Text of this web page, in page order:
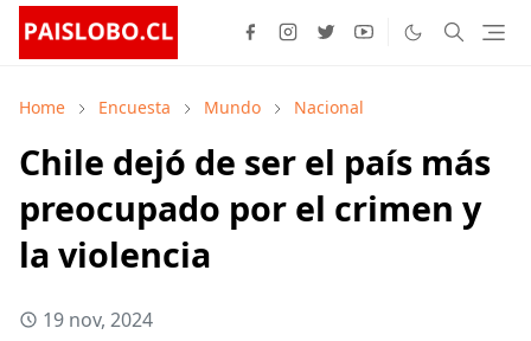
Home Encuesta Mundo Nacional
Chile dejó de ser el país más
preocupado por el crimen y
la violencia
19 nov, 2024